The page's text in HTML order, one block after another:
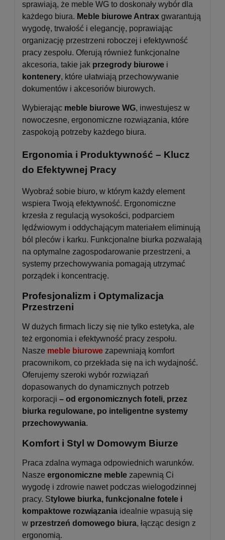
sprawiają, że meble WG to doskonały wybór dla
każdego biura. Meble biurowe Antrax gwarantują
wygodę, trwałość i elegancję, poprawiając
organizację przestrzeni roboczej i efektywność
pracy zespołu. Oferują również funkcjonalne
akcesoria, takie jak przegrody biurowe i
kontenery, które ułatwiają przechowywanie
dokumentów i akcesoriów biurowych.
Wybierając meble biurowe WG, inwestujesz w
nowoczesne, ergonomiczne rozwiązania, które
zaspokoją potrzeby każdego biura.
Ergonomia i Produktywność – Klucz
do Efektywnej Pracy
Wyobraź sobie biuro, w którym każdy element
wspiera Twoją efektywność. Ergonomiczne
krzesła z regulacją wysokości, podparciem
lędźwiowym i oddychającym materiałem eliminują
ból pleców i karku. Funkcjonalne biurka pozwalają
na optymalne zagospodarowanie przestrzeni, a
systemy przechowywania pomagają utrzymać
porządek i koncentrację.
Profesjonalizm i Optymalizacja
Przestrzeni
W dużych firmach liczy się nie tylko estetyka, ale
też ergonomia i efektywność pracy zespołu.
Nasze meble biurowe zapewniają komfort
pracownikom, co przekłada się na ich wydajność.
Oferujemy szeroki wybór rozwiązań
dopasowanych do dynamicznych potrzeb
korporacji – od ergonomicznych foteli, przez
biurka regulowane, po inteligentne systemy
przechowywania.
Komfort i Styl w Domowym Biurze
Praca zdalna wymaga odpowiednich warunków.
Nasze ergonomiczne meble zapewnią Ci
wygodę i zdrowie nawet podczas wielogodzinnej
pracy. Stylowe biurka, funkcjonalne fotele i
kompaktowe rozwiązania idealnie wpasują się
w przestrzeń domowego biura, łącząc design z
ergonomią.